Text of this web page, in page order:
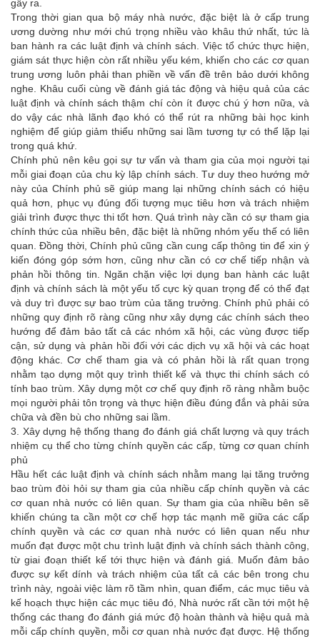
gây ra.
Trong thời gian qua bộ máy nhà nước, đặc biệt là ở cấp trung
ương dường như mới chú trọng nhiều vào khâu thứ nhất, tức là
ban hành ra các luật định và chính sách. Việc tổ chức thực hiện,
giám sát thực hiện còn rất nhiều yếu kém, khiến cho các cơ quan
trung ương luôn phải than phiền về vấn đề trên bảo dưới không
nghe. Khâu cuối cùng về đánh giá tác động và hiệu quả của các
luật định và chính sách thậm chí còn ít được chú ý hơn nữa, và
do vậy các nhà lãnh đạo khó có thể rút ra những bài học kinh
nghiệm để giúp giảm thiểu những sai lầm tương tự có thể lặp lại
trong quá khứ.
Chính phủ nên kêu gọi sự tư vấn và tham gia của mọi người tại
mỗi giai đoạn của chu kỳ lập chính sách. Tư duy theo hướng mở
này của Chính phủ sẽ giúp mang lại những chính sách có hiệu
quả hơn, phục vụ đúng đối tượng mục tiêu hơn và trách nhiệm
giải trình được thực thi tốt hơn. Quá trình này cần có sự tham gia
chính thức của nhiều bên, đặc biệt là những nhóm yếu thế có liên
quan. Đồng thời, Chính phủ cũng cần cung cấp thông tin để xin ý
kiến đóng góp sớm hơn, cũng như cần có cơ chế tiếp nhận và
phản hồi thông tin. Ngăn chặn việc lợi dụng ban hành các luật
định và chính sách là một yếu tố cực kỳ quan trọng để có thể đạt
và duy trì được sự bao trùm của tăng trưởng. Chính phủ phải có
những quy định rõ ràng cũng như xây dựng các chính sách theo
hướng để đảm bảo tất cả các nhóm xã hội, các vùng được tiếp
cận, sử dụng và phản hồi đối với các dịch vụ xã hội và các hoạt
động khác. Cơ chế tham gia và có phản hồi là rất quan trọng
nhằm tạo dựng một quy trình thiết kế và thực thi chính sách có
tính bao trùm. Xây dựng một cơ chế quy định rõ ràng nhằm buộc
mọi người phải tôn trọng và thực hiện điều đúng đắn và phải sửa
chữa và đền bù cho những sai lầm.
3. Xây dựng hệ thống thang đo đánh giá chất lượng và quy trách
nhiệm cụ thể cho từng chính quyền các cấp, từng cơ quan chính
phủ
Hầu hết các luật định và chính sách nhằm mang lại tăng trưởng
bao trùm đòi hỏi sự tham gia của nhiều cấp chính quyền và các
cơ quan nhà nước có liên quan. Sự tham gia của nhiều bên sẽ
khiến chúng ta cần một cơ chế hợp tác mạnh mẽ giữa các cấp
chính quyền và các cơ quan nhà nước có liên quan nếu như
muốn đạt được một chu trình luật định và chính sách thành công,
từ giai đoạn thiết kế tới thực hiện và đánh giá. Muốn đảm bảo
được sự kết dính và trách nhiệm của tất cả các bên trong chu
trình này, ngoài việc làm rõ tầm nhìn, quan điểm, các mục tiêu và
kế hoạch thực hiện các mục tiêu đó, Nhà nước rất cần tới một hệ
thống các thang đo đánh giá mức độ hoàn thành và hiệu quả mà
mỗi cấp chính quyền, mỗi cơ quan nhà nước đạt được. Hệ thống